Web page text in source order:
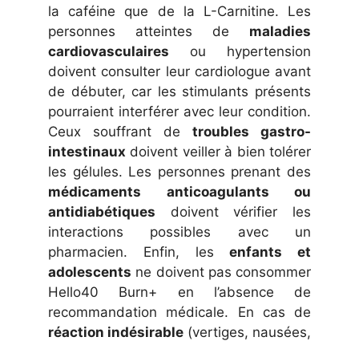
la caféine que de la L-Carnitine. Les
personnes atteintes de maladies
cardiovasculaires ou hypertension
doivent consulter leur cardiologue avant
de débuter, car les stimulants présents
pourraient interférer avec leur condition.
Ceux souffrant de troubles gastro-
intestinaux doivent veiller à bien tolérer
les gélules. Les personnes prenant des
médicaments anticoagulants ou
antidiabétiques doivent vérifier les
interactions possibles avec un
pharmacien. Enfin, lesenfants et
adolescents ne doivent pas consommer
Hello40 Burn+ en l’absence de
recommandation médicale. En cas de
réaction indésirable (vertiges, nausées,